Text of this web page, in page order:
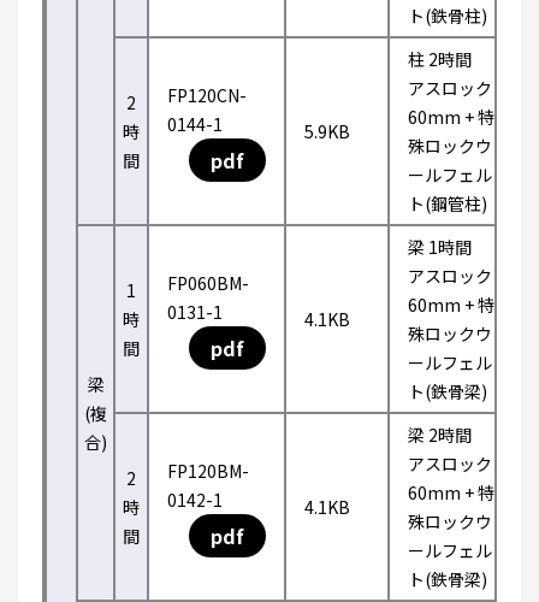
ト(鉄骨柱)
2
時
間
FP120CN-
0144-1
pdf
5.9KB
柱 2時間
アスロック
60mm + 特
殊ロックウ
ールフェル
ト(鋼管柱)
梁
(複
合)
1
時
間
FP060BM-
0131-1
pdf
4.1KB
梁 1時間
アスロック
60mm + 特
殊ロックウ
ールフェル
ト(鉄骨梁)
2
時
間
FP120BM-
0142-1
pdf
4.1KB
梁 2時間
アスロック
60mm + 特
殊ロックウ
ールフェル
ト(鉄骨梁)